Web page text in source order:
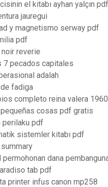
el kitabı ayhan yalçın pdf
jauregui
y magnetismo serway pdf
pdf
reverie
7 pecados capitales
adalah
fadiga
completo reina valera 1960
cosas pdf gratis
perilaku pdf
sistemler kitabı pdf
dana
tab pdf
printer infus canon mp258